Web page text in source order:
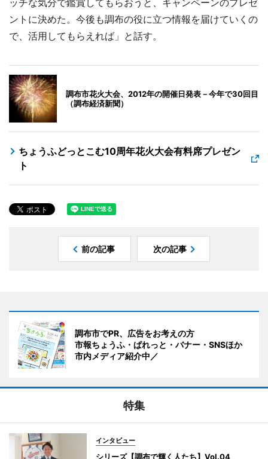
ントに決めた。今後も調布の役に立つ情報を届けていくの
で、活用してもらえれば」と話す。
調布市花火大会、2012年の開催日発表－今年で30回目
（調布経済新聞）
ちょうふどっとこむ10周年花火大会有料席プレゼン
ト
前の記事 次の記事
調布市でPR、広告をお考えの方
市報ちょうふ・ぱれっと・バナー・SNSほか
市内メディア紹介中／
特集
インタビュー
シリーズ【調布で輝く人たち】Vol.04